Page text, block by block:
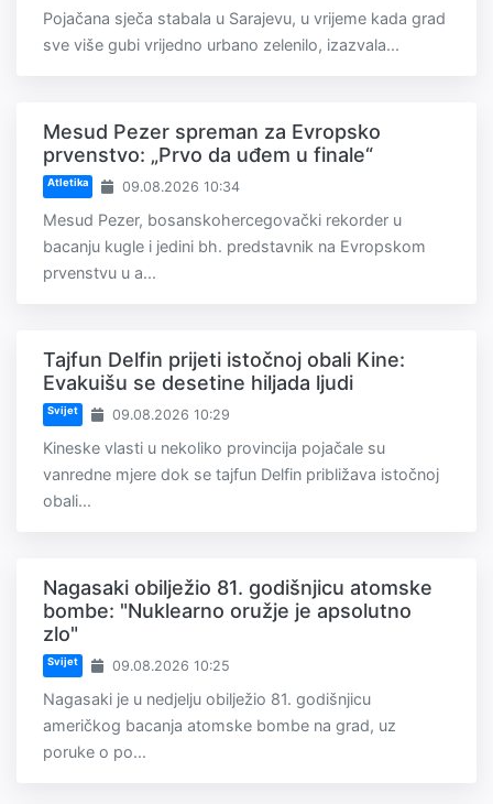
Pojačana sječa stabala u Sarajevu, u vrijeme kada grad
sve više gubi vrijedno urbano zelenilo, izazvala...
Mesud Pezer spreman za Evropsko
prvenstvo: „Prvo da uđem u finale“
Atletika 09.08.2026 10:34
Mesud Pezer, bosanskohercegovački rekorder u
bacanju kugle i jedini bh. predstavnik na Evropskom
prvenstvu u a...
Tajfun Delfin prijeti istočnoj obali Kine:
Evakuišu se desetine hiljada ljudi
Svijet 09.08.2026 10:29
Kineske vlasti u nekoliko provincija pojačale su
vanredne mjere dok se tajfun Delfin približava istočnoj
obali...
Nagasaki obilježio 81. godišnjicu atomske
bombe: "Nuklearno oružje je apsolutno
zlo"
Svijet 09.08.2026 10:25
Nagasaki je u nedjelju obilježio 81. godišnjicu
američkog bacanja atomske bombe na grad, uz
poruke o po...